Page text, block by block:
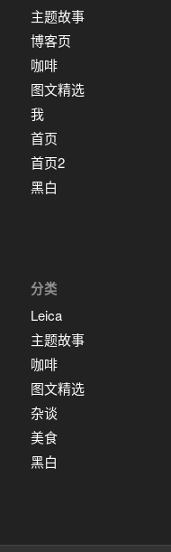
主题故事
博客页
咖啡
图文精选
我
首页
首页2
黑白
分类
Leica
主题故事
咖啡
图文精选
杂谈
美食
黑白